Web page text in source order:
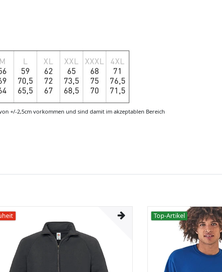
+/-2,5cm vorkommen und sind damit im akzeptablen Bereich
Top-Artikel